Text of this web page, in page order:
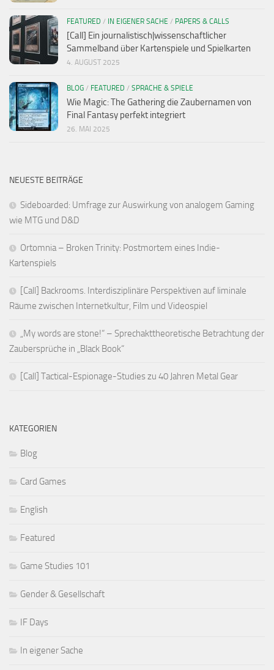
FEATURED / IN EIGENER SACHE / PAPERS & CALLS
[Call] Ein journalistisch|wissenschaftlicher
Sammelband über Kartenspiele und Spielkarten
4. AUGUST 2025
BLOG / FEATURED / SPRACHE & SPIELE
Wie Magic: The Gathering die Zaubernamen von
Final Fantasy perfekt integriert
26. MAI 2025
NEUESTE BEITRÄGE
Sideboarded: Umfrage zur Auswirkung von analogem Gaming
wie MTG und D&D
Ortomnia – Broken Trinity: Postmortem eines Indie-
Kartenspiels
[Call] Backrooms. Interdisziplinäre Perspektiven auf liminale
Räume zwischen Internetkultur, Film und Videospiel
„My words are stone!“ – Sprechakttheoretische Betrachtung der
Zaubersprüche in „Black Book“
[Call] Tactical-Espionage-Studies zu 40 Jahren Metal Gear
KATEGORIEN
Blog
Card Games
English
Featured
Game Studies 101
Gender & Gesellschaft
IF Days
In eigener Sache